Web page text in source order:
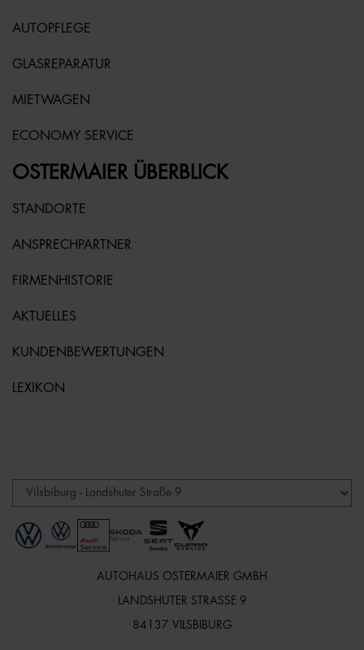
AUTOPFLEGE
GLASREPARATUR
MIETWAGEN
ECONOMY SERVICE
OSTERMAIER ÜBERBLICK
STANDORTE
ANSPRECHPARTNER
FIRMENHISTORIE
AKTUELLES
KUNDENBEWERTUNGEN
LEXIKON
AUTOHAUS OSTERMAIER GMBH
LANDSHUTER STRASSE 9
84137 VILSBIBURG